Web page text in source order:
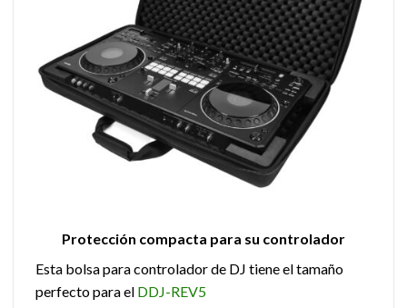
Protección compacta para su controlador
Esta bolsa para controlador de DJ tiene el tamaño
perfecto para el DDJ-REV5